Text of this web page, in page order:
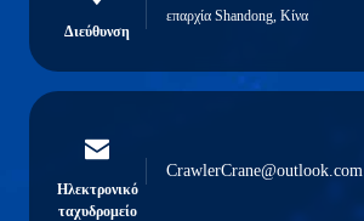
Διεύθυνση
επαρχία Shandong, Κίνα
Ηλεκτρονικό
ταχυδρομείο
CrawlerCrane@outlook.com